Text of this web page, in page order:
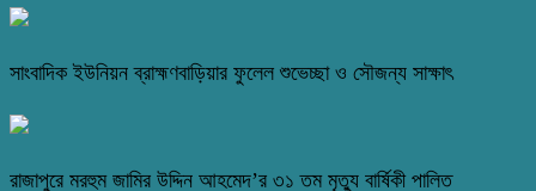
সাংবাদিক ইউনিয়ন ব্রাহ্মণবাড়িয়ার ফুলেল শুভেচ্ছা ও সৌজন্য সাক্ষাৎ
রাজাপুরে মরহুম জামির উদ্দিন আহমেদ’র ৩১ তম মৃত্যু বার্ষিকী পালিত